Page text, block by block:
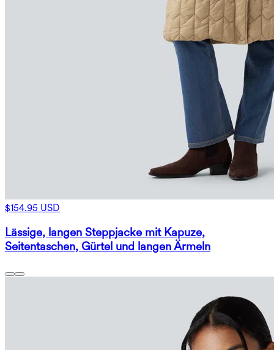
$154.95 USD
Lässige, langen Steppjacke mit Kapuze,
Seitentaschen, Gürtel und langen Ärmeln